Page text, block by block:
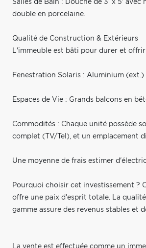
Salles de Bain : Douche de 3' x 5'
double en porcelaine.
Qualité de Construction & Extérieurs
L'immeuble est bâti pour durer et
Fenestration Solaris : Aluminium
Espaces de Vie : Grands balcons en
Commodités : Chaque unité possède
complet (TV/Tel), et un emplacement
Une moyenne de frais estimer
Pourquoi choisir cet investissement ?
offre une paix d'esprit totale. La
gamme assure des revenus stables et
La vente est effectuée comme un